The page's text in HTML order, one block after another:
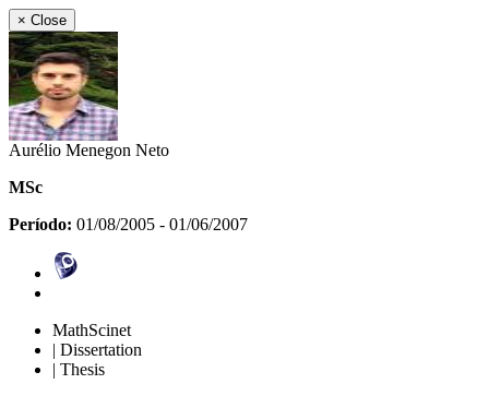
× Close
Aurélio Menegon Neto
MSc
Período: 01/08/2005 - 01/06/2007
MathScinet
| Dissertation
| Thesis